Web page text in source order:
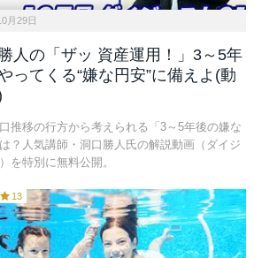
月29日
人の「ザッ 資産運用！」3～5年
ってくる“嫌な円安”に備えよ(動
推移の行方から考えられる「3～5年後の嫌な
？人気講師・洞口勝人氏の解説動画（ダイジ
を特別に無料公開。
13